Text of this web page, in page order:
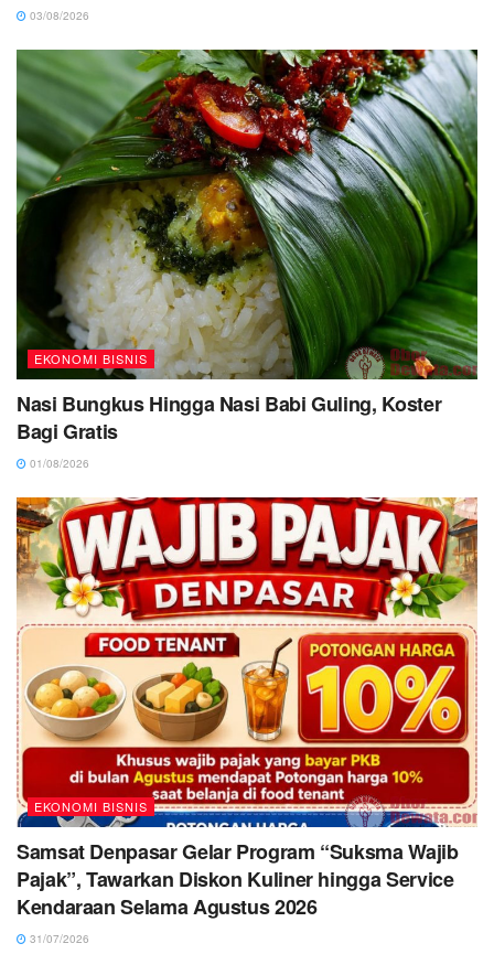
03/08/2026
EKONOMI BISNIS
Nasi Bungkus Hingga Nasi Babi Guling, Koster
Bagi Gratis
01/08/2026
EKONOMI BISNIS
Samsat Denpasar Gelar Program “Suksma Wajib
Pajak”, Tawarkan Diskon Kuliner hingga Service
Kendaraan Selama Agustus 2026
31/07/2026